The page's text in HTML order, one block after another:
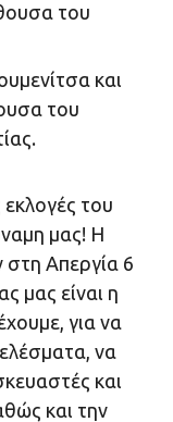
του
και
του
του
μας! Η
Απεργία 6
μας είναι η
για να
να
και
και την